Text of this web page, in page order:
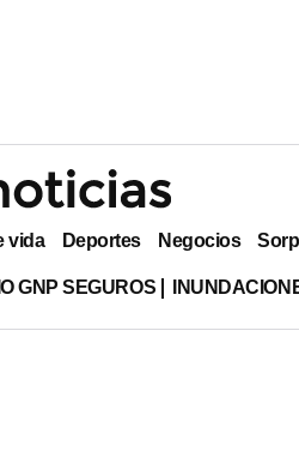
vida Deportes Negocios
GNP SEGUROS